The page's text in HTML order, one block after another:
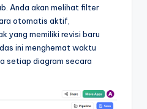
Anda akan melihat filter
otomatis aktif,
yang memiliki revisi baru
ini menghemat waktu
setiap diagram secara